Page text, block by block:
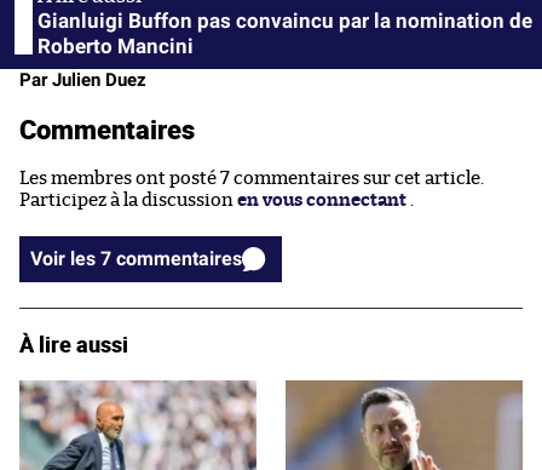
Gianluigi Buffon pas convaincu par la nomination de
Roberto Mancini
Par Julien Duez
Commentaires
Les membres ont posté 7 commentaires sur cet article.
Participez à la discussion en vous connectant .
Voir les 7 commentaires
À lire aussi